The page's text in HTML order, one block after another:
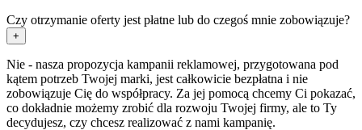
Czy otrzymanie oferty jest płatne lub do czegoś mnie zobowiązuje?
+
Nie - nasza propozycja kampanii reklamowej, przygotowana pod
kątem potrzeb Twojej marki, jest całkowicie bezpłatna i nie
zobowiązuje Cię do współpracy. Za jej pomocą chcemy Ci pokazać,
co dokładnie możemy zrobić dla rozwoju Twojej firmy, ale to Ty
decydujesz, czy chcesz realizować z nami kampanię.